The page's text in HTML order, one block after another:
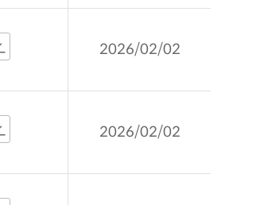
2026/02/02
2026/02/02